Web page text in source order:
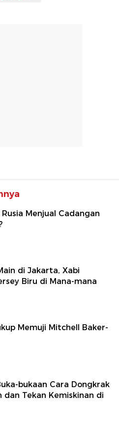
Menjual Cadangan
di Jakarta, Xabi
Biru di Mana-mana
Memuji Mitchell Baker-
bukaan Cara Dongkrak
dan Tekan Kemiskinan di